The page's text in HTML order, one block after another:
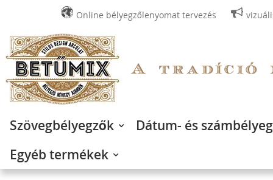
Online bélyegzőlenyomat tervezés
tartalomhoz
Szövegbélyegzők Dátum- és
Egyéb termékek